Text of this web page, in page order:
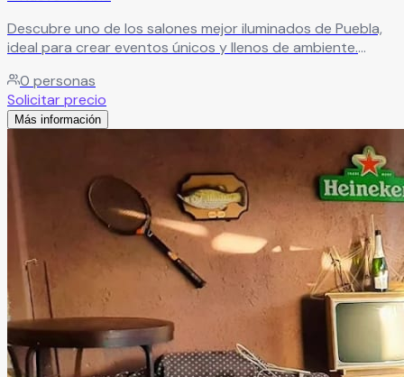
Descubre uno de los salones mejor iluminados de Puebla,
ideal para crear eventos únicos y llenos de ambiente.
refrescos, servicio de meseros, DJ profesional, limpieza,
seguridad, vigilancia y estacionamiento disponible las 24
horas. Ven a conocernos.
0 personas
Solicitar precio
Más información